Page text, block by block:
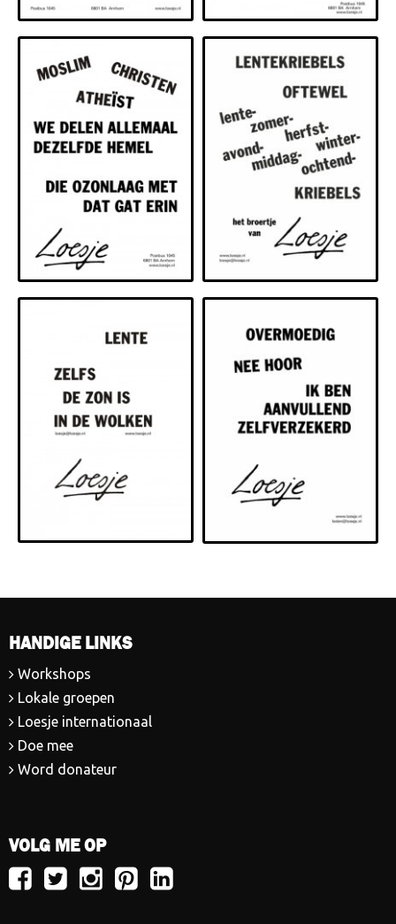
HANDIGE LINKS
Workshops
Lokale groepen
Loesje internationaal
Doe mee
Word donateur
VOLG ME OP
VolgVolgVolgVolgVolg